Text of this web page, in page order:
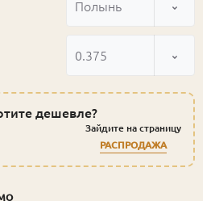
Полынь
0.375
дешевле?
Зайдите на страницу
РАСПРОДАЖА